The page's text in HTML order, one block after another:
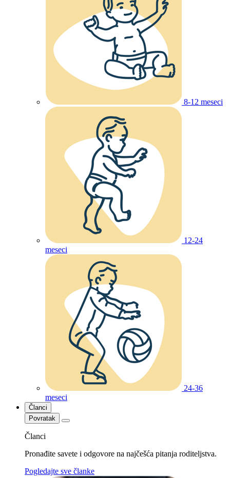
8-12 meseci
12-24
meseci
24-36
meseci
Članci
Povratak
Članci
Pronađite savete i odgovore na najčešća pitanja roditeljstva.
Pogledajte sve članke